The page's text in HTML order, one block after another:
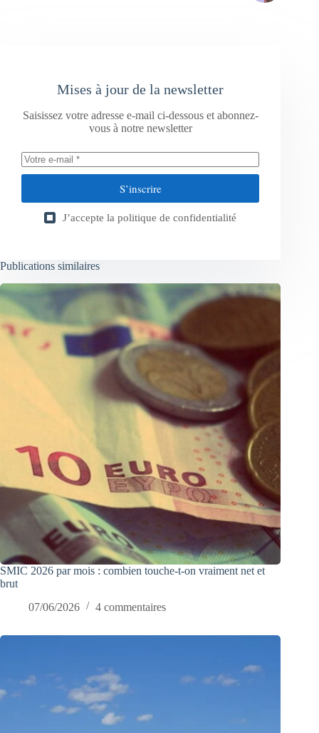
Mises à jour de la newsletter
Saisissez votre adresse e-mail ci-dessous et abonnez-
vous à notre newsletter
S’inscrire
J’accepte la politique de confidentialité
Publications similaires
SMIC 2026 par mois : combien touche-t-on vraiment net et
brut
07/06/2026
4 commentaires